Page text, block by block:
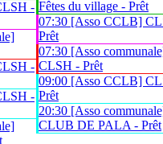
-
-
-
Fêtes du village - Prêt
07:30 [Asso CCLB]
Prêt
07:30 [Asso
CLSH - Prêt
09:00 [Asso CCLB]
Prêt
20:30 [Asso
CLUB DE PALA - Prêt